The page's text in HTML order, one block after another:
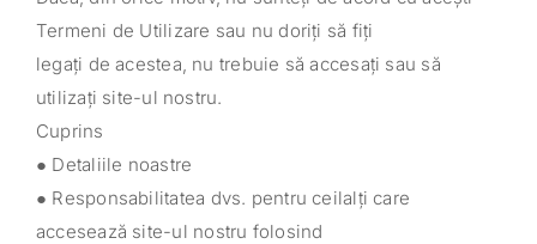
Termeni de Utilizare sau nu doriți să fiți
legați de acestea, nu trebuie să accesați sau să
utilizați site-ul nostru.
Cuprins
● Detaliile noastre
● Responsabilitatea dvs. pentru ceilalți care
accesează site-ul nostru folosind